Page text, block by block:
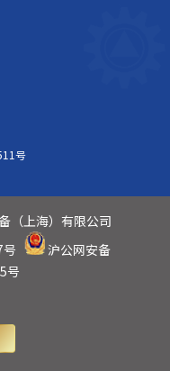
号
（上海）有限公司
沪公网安备
号